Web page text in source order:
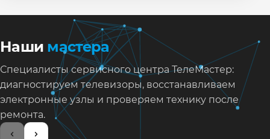
Наши мастера
Специалисты сервисного центра ТелеМастер:
диагностируем телевизоры, восстанавливаем
электронные узлы и проверяем технику после
ремонта.